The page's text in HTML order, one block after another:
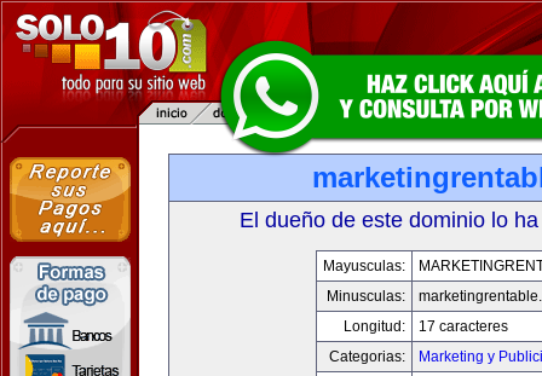
El dueño de este dominio lo
Mayusculas:
Minusculas:
Longitud:
17 caracteres
Categorias:
Marketing y